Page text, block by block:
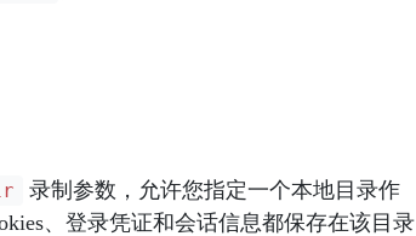
录制参数，允许您指定一个本地目录作
、登录凭证和会话信息都保存在该目录